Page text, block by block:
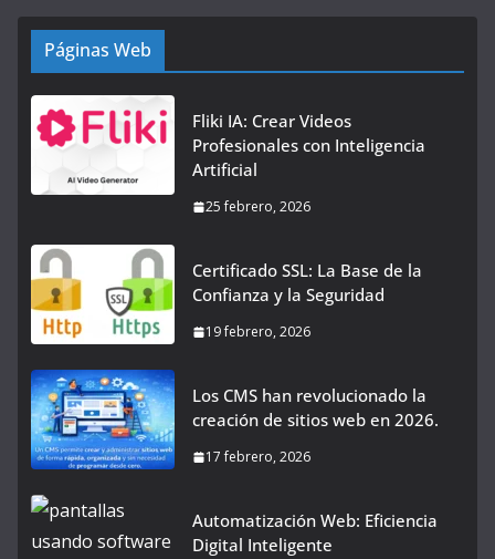
Páginas Web
Fliki IA: Crear Videos
Profesionales con Inteligencia
Artificial
25 febrero, 2026
Certificado SSL: La Base de la
Confianza y la Seguridad
19 febrero, 2026
Los CMS han revolucionado la
creación de sitios web en 2026.
17 febrero, 2026
Automatización Web: Eficiencia
Digital Inteligente